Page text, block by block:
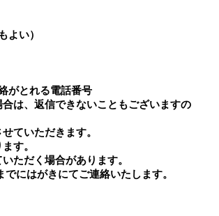
い）
がとれる電話番号
は、返信できないこともございますの
ていただきます。
す。
ただく場合があります。​​
にはがきにてご連絡いたします。